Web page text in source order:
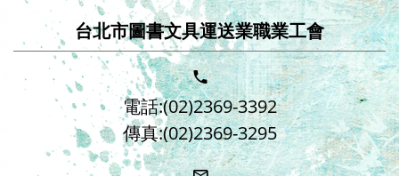
台北市圖書文具運送業職業工會
電話:(02)2369-3392
傳真:(02)2369-3295